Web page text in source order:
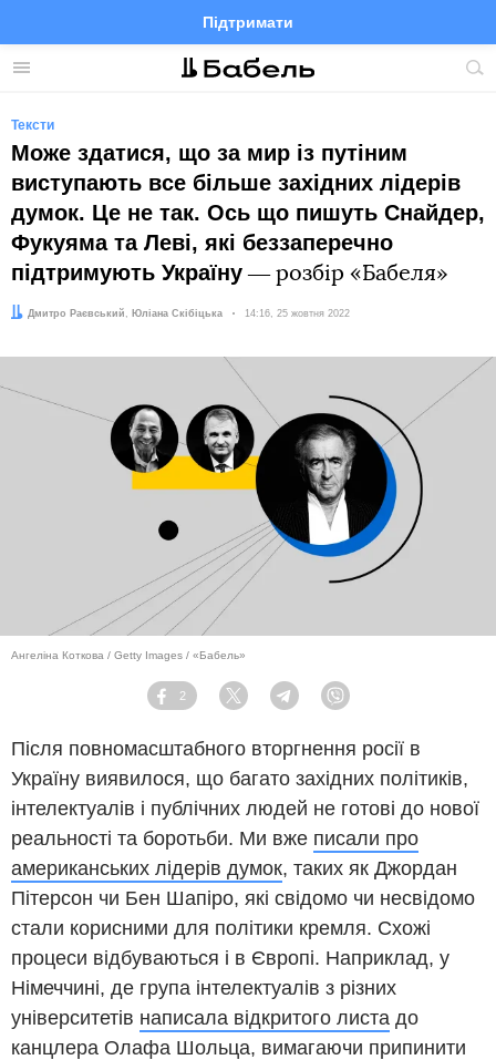
Меню
Підтримати
FacebookTelegramTwitter
Тексти
Може здатися, що за мир із путіним
виступають все більше західних лідерів
думок. Це не так. Ось що пишуть Снайдер,
Фукуяма та Леві, які беззаперечно
підтримують Україну ― розбір «Бабеля»
Автор:
Дмитро Раєвський
Редактор: Юліана Скібіцька Дата:
14:16, 25 жовтня 2022
Ангеліна Коткова / Getty Images / «Бабель»
Facebook
2
Twitter TelegramViber
Після повномасштабного вторгнення росії в
Україну виявилося, що багато західних політиків,
інтелектуалів і публічних людей не готові до нової
реальності та боротьби. Ми вже писали про
американських лідерів думок, таких як Джордан
Пітерсон чи Бен Шапіро, які свідомо чи несвідомо
стали корисними для політики кремля. Схожі
процеси відбуваються і в Європі. Наприклад, у
Німеччині, де група інтелектуалів з різних
університетів написала відкритого листа до
канцлера Олафа Шольца, вимагаючи припинити